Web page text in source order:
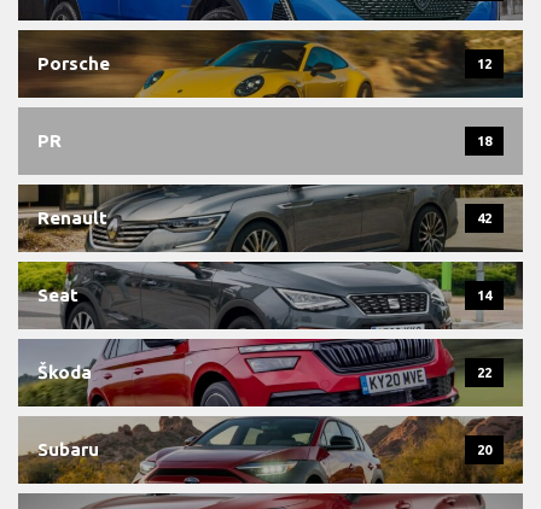
Porsche 12
PR 18
Renault 42
Seat 14
Škoda 22
Subaru 20